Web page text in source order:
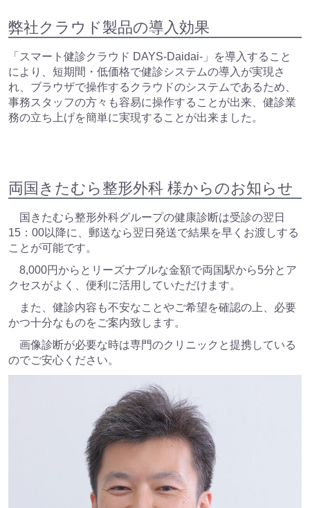
弊社クラウド製品の導入効果
「スマート健診クラウド DAYS-Daidai-」を導入すること
により、短期間・低価格で健診システムの導入が実現さ
れ、ブラウザで操作するクラウドのシステムであるため、
事務スタッフの方々も容易に操作することが出来、健診業
務の立ち上げを簡単に実現することが出来ました。
両国きたむら整形外科 様からのお知らせ
国きたむら整形外科グループの健康診断は受診の翌日
15：00以降に、郵送なら翌日発送で結果を早くお渡しする
ことが可能です。
8,000円からとリーズナブルな金額で両国駅から5分とア
クセスがよく、便利に活用していただけます。
また、健診内容も不安なことやご希望を確認の上、必要
かつ十分なものをご案内致します。
画像診断が必要な時は専門のクリニックと提携している
のでご安心ください。